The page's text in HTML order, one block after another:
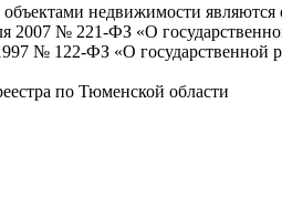
недвижимости
2007 № 221-ФЗ «О
№ 122-ФЗ «О
по Тюменской области